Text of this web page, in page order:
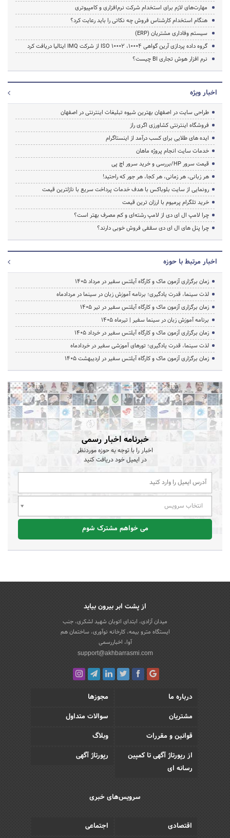
مهارت‌های لازم برای استخدام شرکت نرم‌افزاری و کامپیوتری
هنگام استخدام کارشناس فروش چه نکاتی را باید رعایت کرد؟
سیستم وفاداری مشتریان (ERP)
گروه داده پردازی آرین گواهی ISO 10002 ،10004 از شرکت IMQ ایتالیا دریافت کرد
نرم افزار هوش تجاری BI چیست؟
اخبار ویژه
طراحی سایت در اصفهان بهترین شیوه تبلیغات اینترنتی در اصفهان
فروشگاه اینترنتی کشاورزی اگری راز
ایده های طلایی برای کسب درآمد از اینستاگرام
خدمات سایت انجام پروژه ماهان
قیمت سرور HP/بررسی و خرید سرور اچ پی
هر زبانی، هر زمانی، هر کجا، هر جور که راحتید!
رونمایی از سایت بلوباکس با هدف خدمات پرداخت سریع با نازلترین قیمت
خرید تلگرام پرمیوم با ارزان ترین قیمت
چرا لامپ ال ای دی از لامپ رشته‌ای و کم مصرف بهتر است؟
چرا پنل های ال ای دی سقفی فروش خوبی دارند؟
اخبار مرتبط با حوزه
زمان برگزاری آزمون ماک و کارگاه آیلتس سفیر در مرداد 1405
لذت سینما، قدرت یادگیری؛ برنامه آموزش زبان در سینما در مردادماه
زمان برگزاری آزمون ماک و کارگاه آیلتس سفیر در تیر 1405
برنامه آموزش زبان در سینما سفیر | تیرماه ۱۴۰۵
زمان برگزاری آزمون ماک و کارگاه آیلتس سفیر در خرداد 1405
لذت سینما، قدرت یادگیری؛ تورهای آموزشی سفیر در خردادماه
زمان برگزاری آزمون ماک و کارگاه آیلتس سفیر در اردیبهشت 1405
خبرنامه اخبار رسمی
اخبار را با توجه به حوزه موردنظر
در ایمیل خود دریافت کنید
انتخاب سرویس
می خواهم مشترک شوم
از پشت ابر بیرون بیاید
میدان آزادی، ابتدای اتوبان شهید لشکری، جنب
ایستگاه مترو بیمه، کارخانه نوآوری، ساختمان هم
آوا، اخباررسمی
support@akhbarrasmi.com
درباره ما
مجوزها
مشتریان
سوالات متداول
قوانین و مقررات
وبلاگ
از رپورتاژ آگهی تا کمپین
رسانه ای
رپورتاژ آگهی
سرویس‌های خبری
اقتصادی اجتماعی